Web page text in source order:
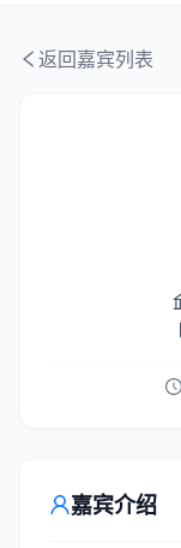
返回嘉宾列表
嘉宾介绍